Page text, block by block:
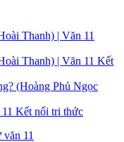
Thanh) | Văn 11
Thanh) | Văn 11 Kết
(Hoàng Phủ Ngọc
Kết nối tri thức
văn 11